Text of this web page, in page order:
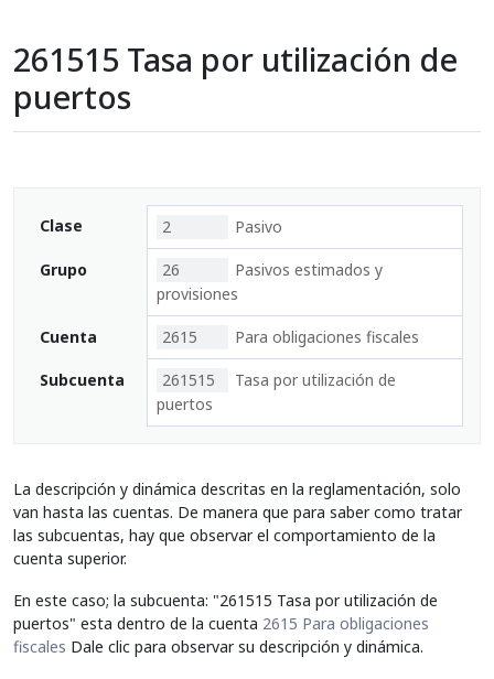
261515 Tasa por utilización de
puertos
Clase 2 Pasivo
Grupo 26
Pasivos estimados y
provisiones
Cuenta 2615 Para obligaciones fiscales
Subcuenta 261515
Tasa por utilización de
puertos
La descripción y dinámica descritas en la reglamentación, solo
van hasta las cuentas. De manera que para saber como tratar
las subcuentas, hay que observar el comportamiento de la
cuenta superior.
En este caso; la subcuenta: "261515 Tasa por utilización de
puertos" esta dentro de la cuenta 2615 Para obligaciones
fiscales Dale clic para observar su descripción y dinámica.